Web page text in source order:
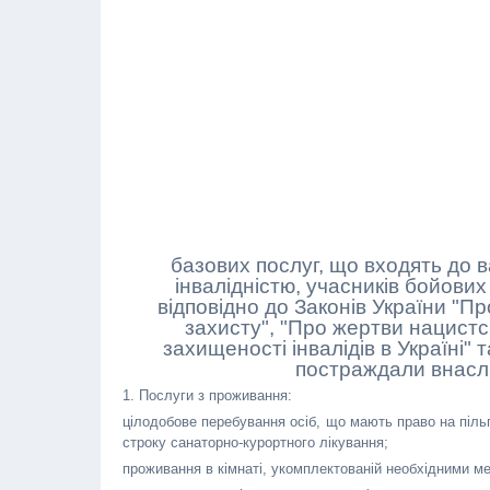
базових послуг, що входять до
інвалідністю, учасників
відповідно до Законів України
захисту", "Про жертви
захищеності інвалідів в
постраждали
1. Послуги з проживання:
цілодобове перебування осіб, що мають право на
строку санаторно-курортного лікування;
проживання в кімнаті, укомплектованій необхідними